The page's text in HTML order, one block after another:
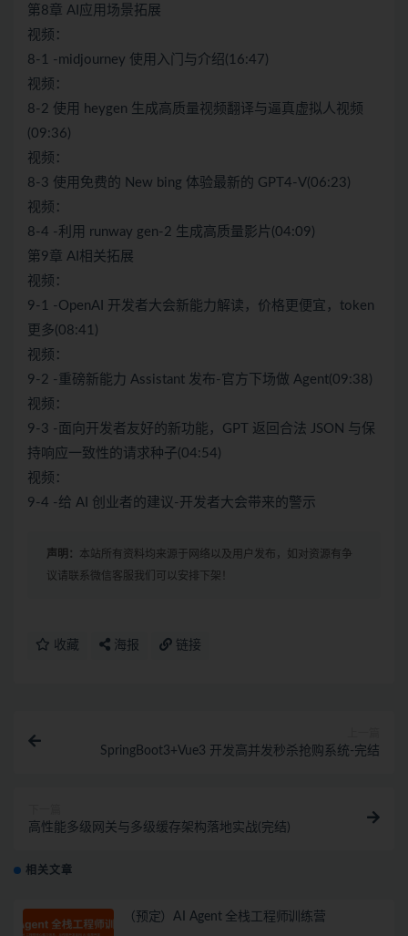
第8章 AI应用场景拓展
视频：
8-1 -midjourney 使用入门与介绍(16:47)
视频：
8-2 使用 heygen 生成高质量视频翻译与逼真虚拟人视频
(09:36)
视频：
8-3 使用免费的 New bing 体验最新的 GPT4-V(06:23)
视频：
8-4 -利用 runway gen-2 生成高质量影片(04:09)
第9章 AI相关拓展
视频：
9-1 -OpenAI 开发者大会新能力解读，价格更便宜，token
更多(08:41)
视频：
9-2 -重磅新能力 Assistant 发布-官方下场做 Agent(09:38)
视频：
9-3 -面向开发者友好的新功能，GPT 返回合法 JSON 与保
持响应一致性的请求种子(04:54)
视频：
9-4 -给 AI 创业者的建议-开发者大会带来的警示
声明： 本站所有资料均来源于网络以及用户发布，如对资源有争
议请联系微信客服我们可以安排下架！
收藏 海报 链接
SpringBoot3+Vue3 开发高并发秒杀抢购系统-完结
高性能多级网关与多级缓存架构落地实战(完结)
相关文章
（预定）AI Agent 全栈工程师训练营